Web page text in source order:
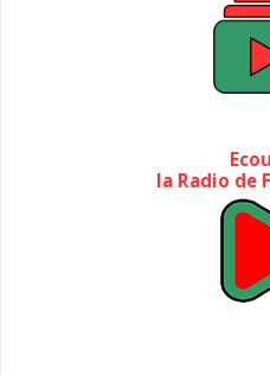
la Radio de